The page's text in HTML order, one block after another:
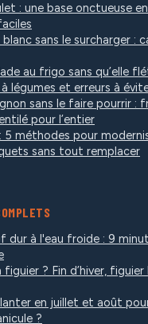
: une base onctueuse
sans le surcharger :
au frigo sans qu’elle
légumes et erreurs à
sans le faire pourrir :
pour l’entier
5 méthodes pour
sans tout remplacer
dur à l'eau froide : 9
? Fin d’hiver,
en juillet et août
?